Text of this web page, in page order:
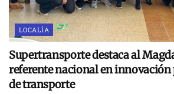
LOCALÍA
Supertransporte destaca al
referente nacional en
de transporte